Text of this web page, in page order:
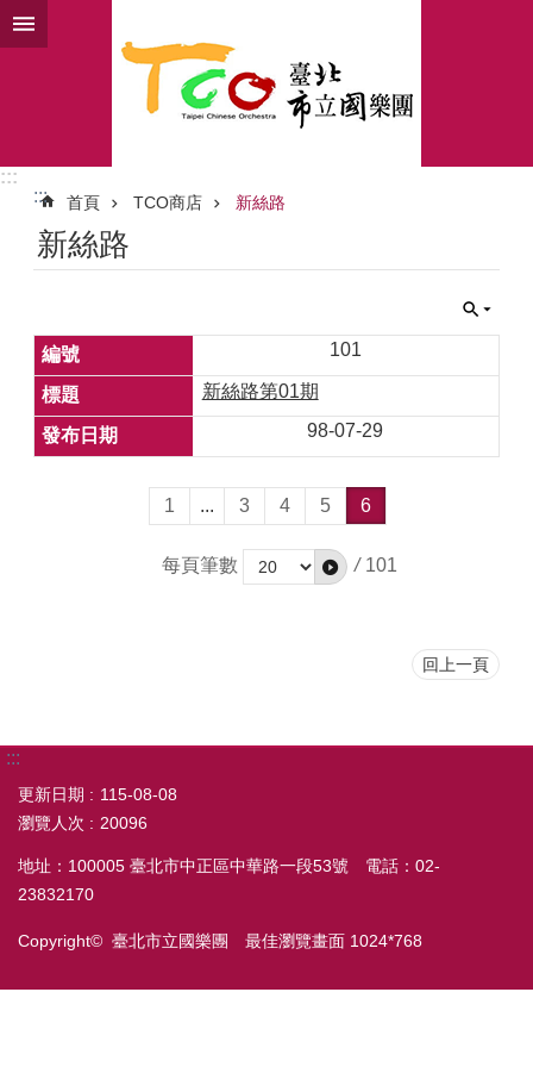
跳到主要內容區塊
:::
:::
首頁 TCO商店 新絲路
新絲路
101
新絲路第01期
98-07-29
1 ... 3 4 5 6
每頁筆數 / 101
回上一頁
:::
更新日期
115-08-08
瀏覽人次
20096
地址：100005 臺北市中正區中華路一段53號 電話：02-
23832170
Copyright© 臺北市立國樂團 最佳瀏覽畫面 1024*768